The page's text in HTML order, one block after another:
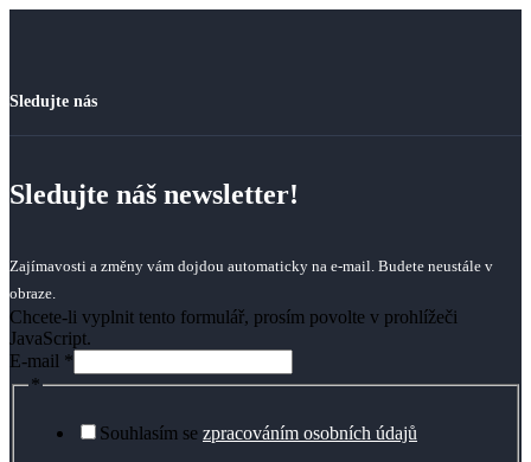
Sledujte nás
Sledujte náš newsletter!
Zajímavosti a změny vám dojdou automaticky na e-mail. Budete neustále v
obraze.
Chcete-li vyplnit tento formulář, prosím povolte v prohlížeči
JavaScript.
E-mail *
*
Souhlasím se zpracováním osobních údajů